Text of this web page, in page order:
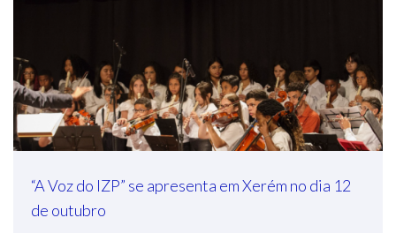
“A Voz do IZP” se apresenta em Xerém no dia 12
de outubro